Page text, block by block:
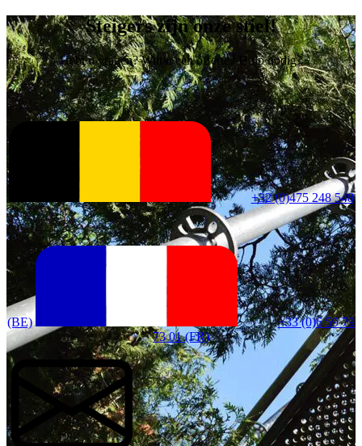
Steigers zijn onze stiel!
Hebt u vragen? Wilt u een offerte? Hulp nodig?
+32 (0)475 248 548
(BE)
+33 (0)6 59 79
73 01 (FR)